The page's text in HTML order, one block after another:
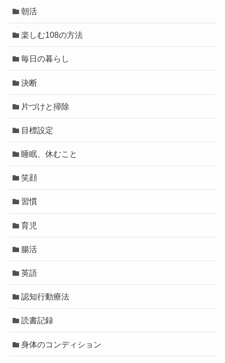
朝活
楽しむ108の方法
毎日の暮らし
決断
片づけと掃除
目標設定
睡眠、休むこと
笑顔
習慣
育児
腸活
英語
認知行動療法
読書記録
身体のコンディション